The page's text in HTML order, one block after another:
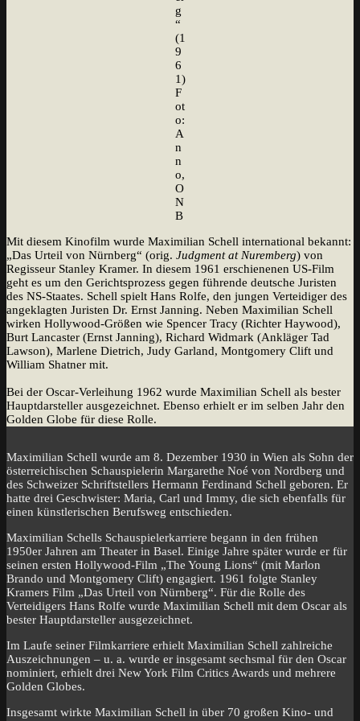
g
“
(1
9
6
1)
F
ot
o:
A
n
n
o,
O
N
B
Mit diesem Kinofilm wurde Maximilian Schell international bekannt:
„Das Urteil von Nürnberg“ (orig. Judgment at Nuremberg) von
Regisseur Stanley Kramer. In diesem 1961 erschienenen US-Film
geht es um den Gerichtsprozess gegen führende deutsche Juristen
des NS-Staates. Schell spielt Hans Rolfe, den jungen Verteidiger des
angeklagten Juristen Dr. Ernst Janning. Neben Maximilian Schell
wirken Hollywood-Größen wie Spencer Tracy (Richter Haywood),
Burt Lancaster (Ernst Janning), Richard Widmark (Ankläger Tad
Lawson), Marlene Dietrich, Judy Garland, Montgomery Clift und
William Shatner mit.
Bei der Oscar-Verleihung 1962 wurde Maximilian Schell als bester
Hauptdarsteller ausgezeichnet. Ebenso erhielt er im selben Jahr den
Golden Globe für diese Rolle.
Maximilian Schell wurde am 8. Dezember 1930 in Wien als Sohn der
österreichischen Schauspielerin Margarethe Noé von Nordberg und
des Schweizer Schriftstellers Hermann Ferdinand Schell geboren. Er
hatte drei Geschwister: Maria, Carl und Immy, die sich ebenfalls für
einen künstlerischen Berufsweg entschieden.
Maximilian Schells Schauspielerkarriere begann in den frühen
1950er Jahren am Theater in Basel. Einige Jahre später wurde er für
seinen ersten Hollywood-Film „The Young Lions“ (mit Marlon
Brando und Montgomery Clift) engagiert. 1961 folgte Stanley
Kramers Film „Das Urteil von Nürnberg“. Für die Rolle des
Verteidigers Hans Rolfe wurde Maximilian Schell mit dem Oscar als
bester Hauptdarsteller ausgezeichnet.
Im Laufe seiner Filmkarriere erhielt Maximilian Schell zahlreiche
Auszeichnungen – u. a. wurde er insgesamt sechsmal für den Oscar
nominiert, erhielt drei New York Film Critics Awards und mehrere
Golden Globes.
Insgesamt wirkte Maximilian Schell in über 70 großen Kino- und